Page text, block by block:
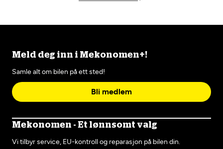
Meld deg inn i Mekonomen+!
Samle alt om bilen på ett sted!
Bli medlem
Mekonomen - Et lønnsomt valg
Vi tilbyr service, EU-kontroll og reparasjon på bilen din.